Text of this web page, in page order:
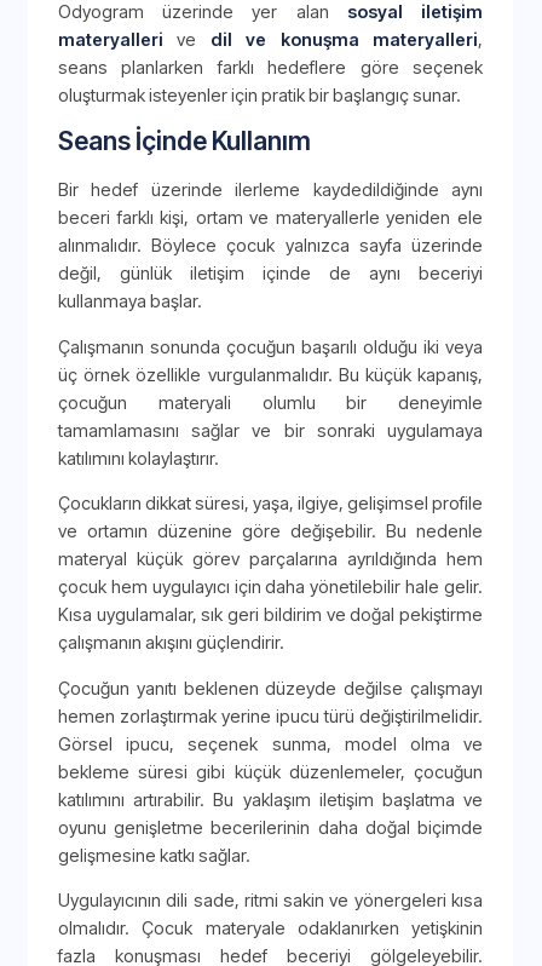
Odyogram üzerinde yer alan sosyal iletişim
materyalleri ve dil ve konuşma materyalleri,
seans planlarken farklı hedeflere göre seçenek
oluşturmak isteyenler için pratik bir başlangıç sunar.
Seans İçinde Kullanım
Bir hedef üzerinde ilerleme kaydedildiğinde aynı
beceri farklı kişi, ortam ve materyallerle yeniden ele
alınmalıdır. Böylece çocuk yalnızca sayfa üzerinde
değil, günlük iletişim içinde de aynı beceriyi
kullanmaya başlar.
Çalışmanın sonunda çocuğun başarılı olduğu iki veya
üç örnek özellikle vurgulanmalıdır. Bu küçük kapanış,
çocuğun materyali olumlu bir deneyimle
tamamlamasını sağlar ve bir sonraki uygulamaya
katılımını kolaylaştırır.
Çocukların dikkat süresi, yaşa, ilgiye, gelişimsel profile
ve ortamın düzenine göre değişebilir. Bu nedenle
materyal küçük görev parçalarına ayrıldığında hem
çocuk hem uygulayıcı için daha yönetilebilir hale gelir.
Kısa uygulamalar, sık geri bildirim ve doğal pekiştirme
çalışmanın akışını güçlendirir.
Çocuğun yanıtı beklenen düzeyde değilse çalışmayı
hemen zorlaştırmak yerine ipucu türü değiştirilmelidir.
Görsel ipucu, seçenek sunma, model olma ve
bekleme süresi gibi küçük düzenlemeler, çocuğun
katılımını artırabilir. Bu yaklaşım iletişim başlatma ve
oyunu genişletme becerilerinin daha doğal biçimde
gelişmesine katkı sağlar.
Uygulayıcının dili sade, ritmi sakin ve yönergeleri kısa
olmalıdır. Çocuk materyale odaklanırken yetişkinin
fazla konuşması hedef beceriyi gölgeleyebilir.